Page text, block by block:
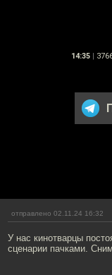
14:35 |
отправлено 02.11.24 16:32
У нас кинотварцы
сценарии пачками.